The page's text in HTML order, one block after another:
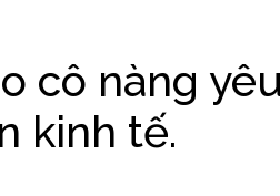
cô nàng
kinh tế.